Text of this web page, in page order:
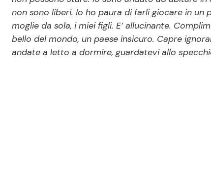
non sono liberi. Io ho paura di farli giocare in
moglie da sola, i miei figli. E’ allucinante.
bello del mondo, un paese insicuro. Capre
andate a letto a dormire, guardatevi allo